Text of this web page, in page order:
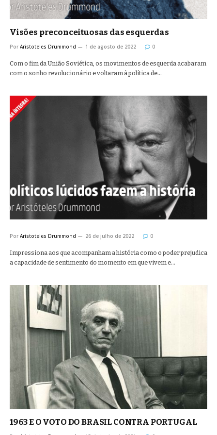
Visões preconceituosas das esquerdas
Por Aristoteles Drummond 1 de agosto de 2022 0
Com o fim da União Soviética, os movimentos de esquerda acabaram
com o sonho revolucionário e voltaram à política de…
Por Aristoteles Drummond 26 de julho de 2022 0
Impressiona aos que acompanham a história como o poder prejudica
a capacidade de sentimento do momento em que vivem e…
1963 E O VOTO DO BRASIL CONTRA PORTUGAL